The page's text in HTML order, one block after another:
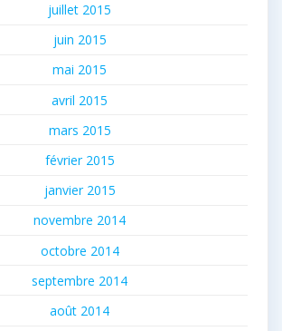
juillet 2015
juin 2015
mai 2015
avril 2015
mars 2015
février 2015
janvier 2015
novembre 2014
octobre 2014
septembre 2014
août 2014